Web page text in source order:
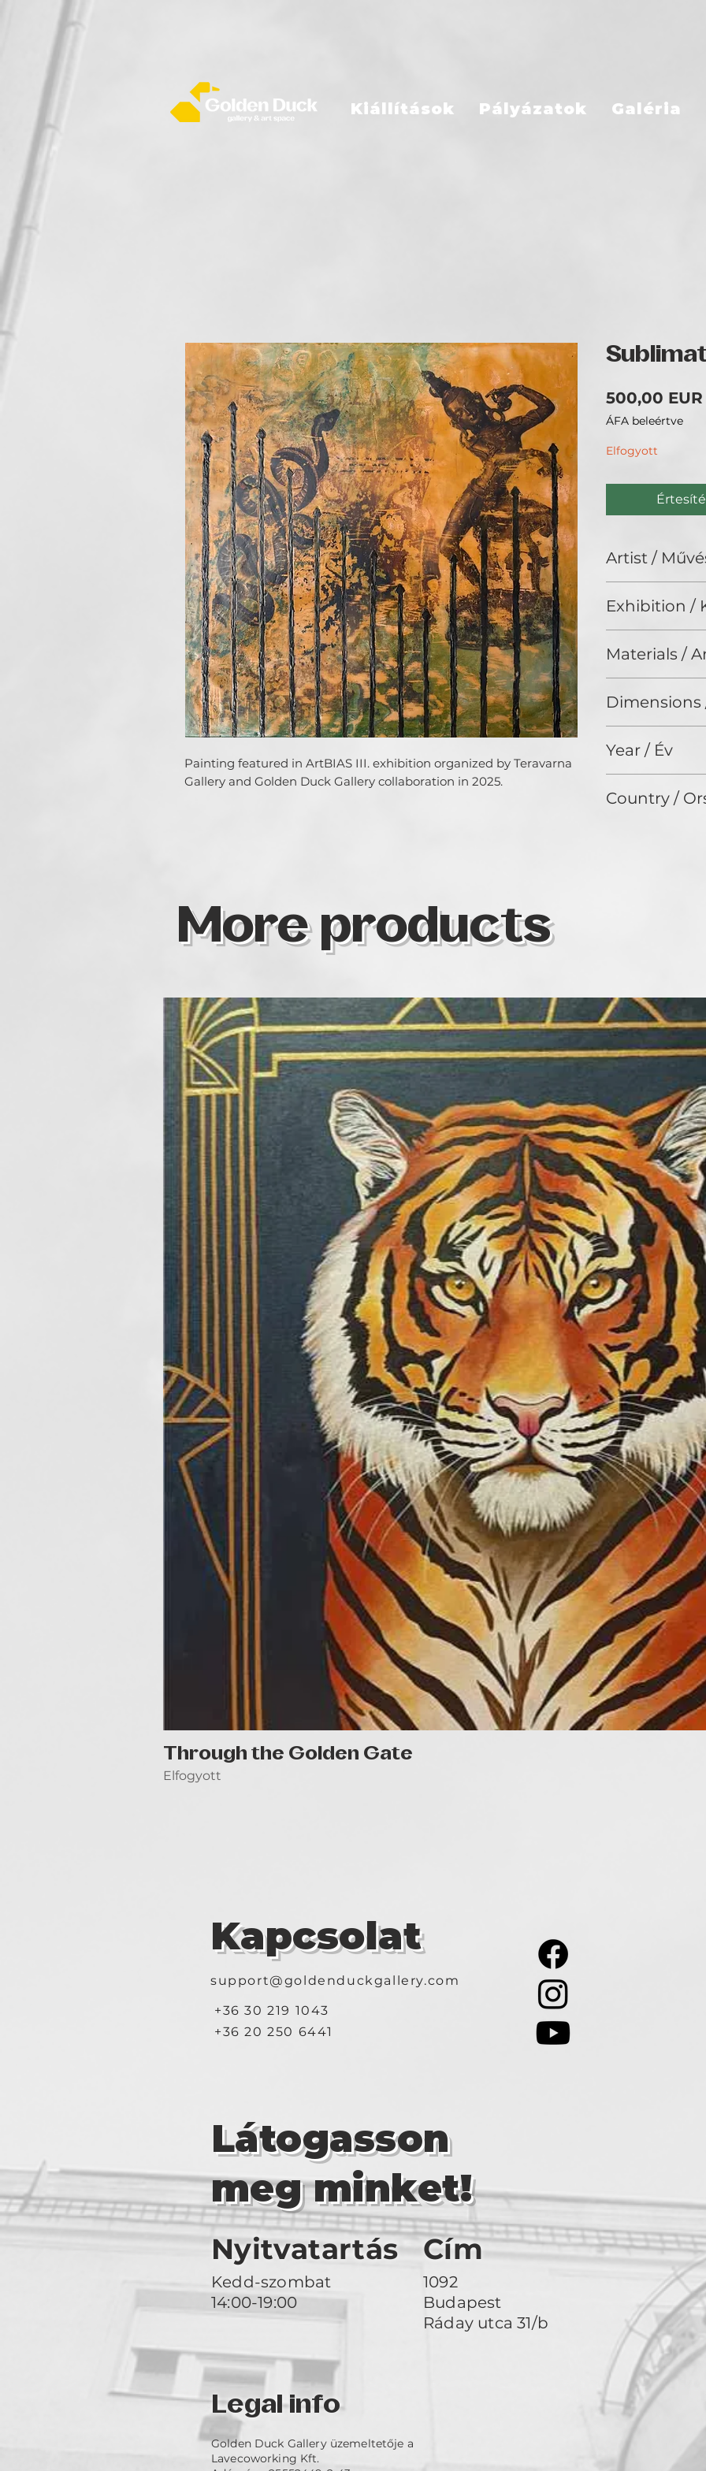
Kiállítások Pályázatok Galéria
Painting featured in ArtBIAS III. exhibition organized by Teravarna
Gallery and Golden Duck Gallery collaboration in 2025.
500,00 EUR
ÁFA beleértve
Elfogyott
Artist /
Exhibition /
Materials /
Dimensions
Year / Év
Country /
More products
Through the Golden Gate
Elfogyott
Kapcsolat
support@goldenduckgallery.com
+36 30 219 1043
+36 20 250 6441
Látogasson
meg minket!
Nyitvatartás Cím
Kedd-szombat
14:00-19:00
1092
Budapest
Ráday utca 31/b
Legal info
Golden Duck Gallery üzemeltetője a
Lavecoworking Kft.